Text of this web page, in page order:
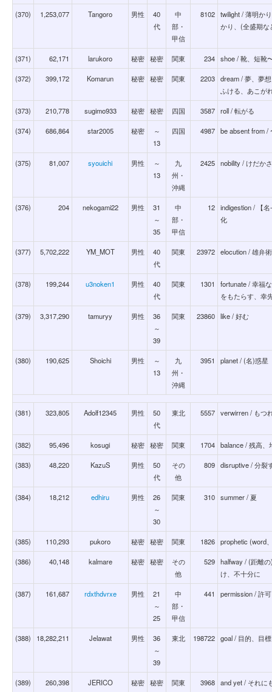
(370) 1,253,077 Tangoro 男性
40
代
中
部・
甲信
8102 twilight / 薄明か
かり、(全盛期
(371) 62,171 larukoro 秘密 秘密 関東 234 shoe / 靴、短靴
(372) 399,172 Komarun 秘密 秘密 関東 2203 dream / 夢、夢
ふける、あこが
(373) 210,778 sugimo933 秘密 秘密 四国 3587 roll / 転がる
(374) 686,864 star2005 秘密
～
13
四国 4987 be absent from /
(375) 81,007 syouichi 男性
～
13
九
州・
沖縄
2425 nobility / けだかさ
(376) 204 nekogami22 男性
31
～
35
中
部・
甲信
12 indigestion / 【
化
(377) 5,702,222 YM_MOT 男性
40
代
関東 23972 elocution / 雄弁
(378) 199,244 u3noken1 男性
40
代
関東 1301
fortunate / 幸福
をもたらす、幸
(379) 3,317,290 tamuryy 男性
36
～
39
関東 23860 like / 好む
(380) 190,625 Shoichi 男性
～
13
九
州・
沖縄
3951 planet / (名)惑星
(381) 323,805 Adolf12345 男性
50
代
東北 5557 verwirren / もつ
(382) 95,496 kosugi 秘密 秘密 関東 1704 balance / 残高、
(383) 48,220 KazuS 男性
50
代
その
他
809 disruptive / 分裂
(384) 18,212 edhiru 男性
26
～
30
関東 310 summer / 夏
(385) 110,293 pukoro 秘密 秘密 関東 1826 prophetic (word
(386) 40,148 kalmare 秘密 秘密
その
他
529 halfway / (距離
け、不十分に
(387) 161,687 rdxthdvrxe 男性
21
～
25
中
部・
甲信
441 permission / 許
(388) 18,282,211 Jelawat 男性
36
～
39
東北 198722 goal / 目的、目
(389) 260,398 JERICO 秘密 秘密 関東 3968 and yet / それに